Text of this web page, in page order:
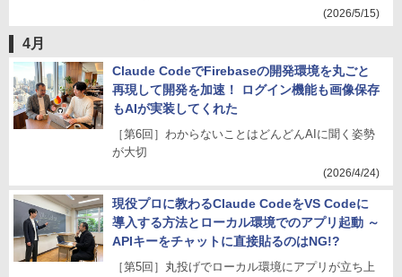
(2026/5/15)
4月
Claude CodeでFirebaseの開発環境を丸ごと
再現して開発を加速！ ログイン機能も画像保存
もAIが実装してくれた
［第6回］わからないことはどんどんAIに聞く姿勢
が大切
(2026/4/24)
現役プロに教わるClaude CodeをVS Codeに
導入する方法とローカル環境でのアプリ起動 ～
APIキーをチャットに直接貼るのはNG!?
［第5回］丸投げでローカル環境にアプリが立ち上